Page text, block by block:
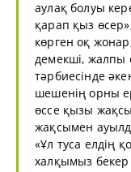
аулақ болуы
қарап қыз
көрген оқ
демекші, жалпы
тәрбиесінде
шешенің орны
өссе қызы
жақсымен
«Ұл туса елдің
халқымыз бекер